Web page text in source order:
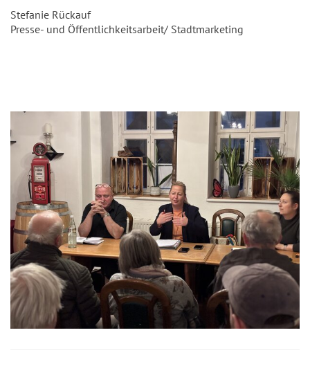
Stefanie Rückauf
Presse- und Öffentlichkeitsarbeit/ Stadtmarketing